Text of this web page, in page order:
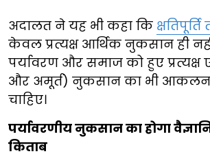
अदालत ने यह भी कहा कि
केवल प्रत्यक्ष आर्थिक नुकसान ही
पर्यावरण और समाज को हुए प्रत्यक्ष
और अमूर्त) नुकसान का भी आकलन
चाहिए।
पर्यावरणीय नुकसान का होगा
किताब